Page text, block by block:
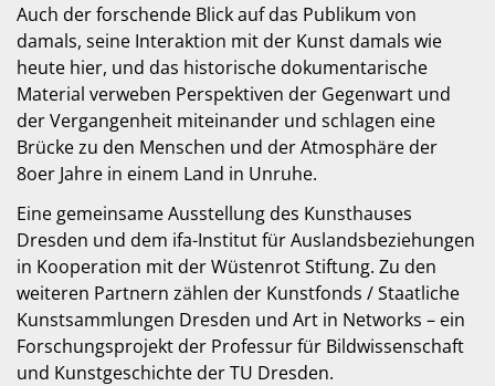
Auch der forschende Blick auf das Publikum von
damals, seine Interaktion mit der Kunst damals wie
heute hier, und das historische dokumentarische
Material verweben Perspektiven der Gegenwart und
der Vergangenheit miteinander und schlagen eine
Brücke zu den Menschen und der Atmosphäre der
8oer Jahre in einem Land in Unruhe.
Eine gemeinsame Ausstellung des Kunsthauses
Dresden und dem ifa-Institut für Auslandsbeziehungen
in Kooperation mit der Wüstenrot Stiftung. Zu den
weiteren Partnern zählen der Kunstfonds / Staatliche
Kunstsammlungen Dresden und Art in Networks – ein
Forschungsprojekt der Professur für Bildwissenschaft
und Kunstgeschichte der TU Dresden.